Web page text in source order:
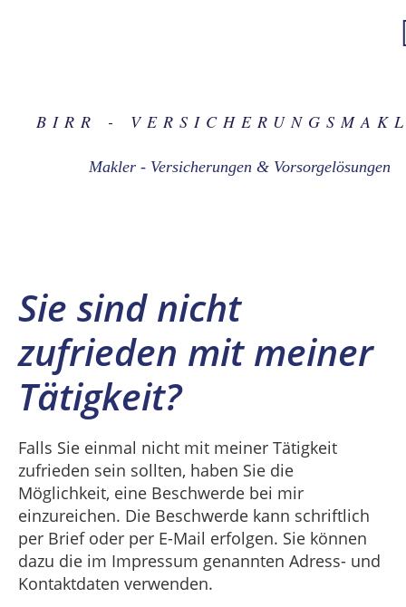
BIRR -
Makler - Versicherungen & Vorsorgelösungen
Sie sind nicht
zufrieden mit meiner
Tätigkeit?
Falls Sie einmal nicht mit meiner Tätigkeit
zufrieden sein sollten, haben Sie die
Möglichkeit, eine Beschwerde bei mir
einzureichen. Die Beschwerde kann schriftlich
per Brief oder per E-Mail erfolgen. Sie können
dazu die im Impressum genannten Adress- und
Kontaktdaten verwenden.